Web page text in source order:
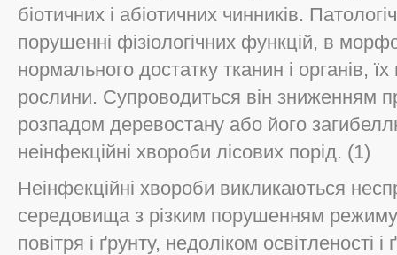
біотичних і абіотичних чинників.
порушенні фізіологічних функцій, в
нормального достатку тканин і органів, їх
рослини. Супроводиться він зниженням
розпадом деревостану або його
неінфекційні хвороби лісових порід. (1)
Неінфекційні хвороби викликаються
середовища з різким порушенням режиму
повітря і ґрунту, недоліком освітленості